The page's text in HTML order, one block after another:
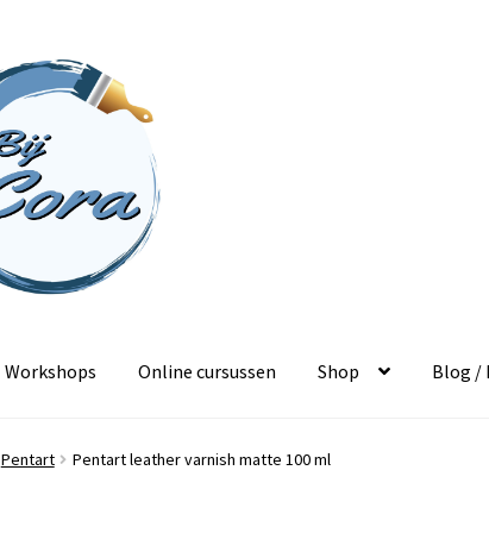
Workshops Online cursussen Shop Blog /
Pentart Pentart leather varnish matte 100 ml